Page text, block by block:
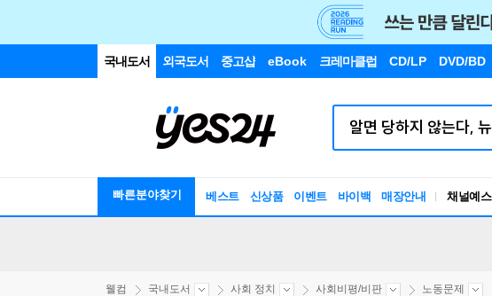
국내도서 외국도서 중고샵 eBook 크레마클럽 CD/LP DVD/BD
빠른분야찾기 베스트 신상품 이벤트 바이백 매장안내 채널예스
웰컴 국내도서 사회 정치 사회비평/비판 노동문제